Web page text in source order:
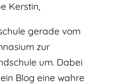
Kerstin,
gerade vom
zur
um. Dabei
Blog eine wahre